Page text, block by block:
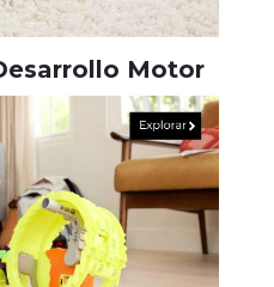
Motor